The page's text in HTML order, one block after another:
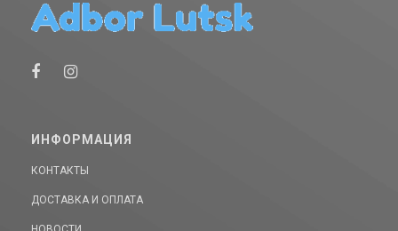
ИНФОРМАЦИЯ
КОНТАКТЫ
ДОСТАВКА И ОПЛАТА